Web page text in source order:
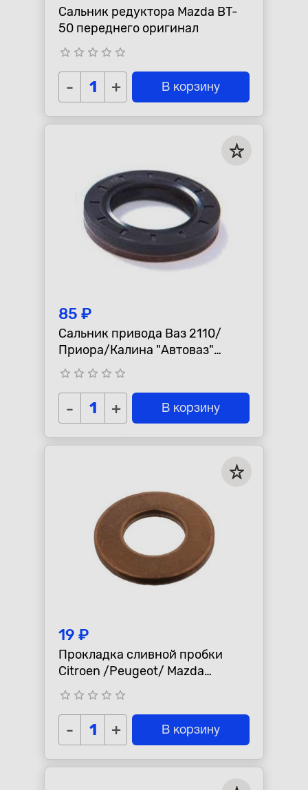
Сальник редуктора Mazda BT-
50 переднего оригинал
star_border star_border star_border star_border star_border
- + В корзину
85 ₽
Сальник привода Ваз 2110/
Приора/Калина "Автоваз"
правый, 35х57х9
star_border star_border star_border star_border star_border
- + В корзину
19 ₽
Прокладка сливной пробки
Citroen /Peugeot/ Mazda
"Citroen /Peugeot"
star_border star_border star_border star_border star_border
- + В корзину